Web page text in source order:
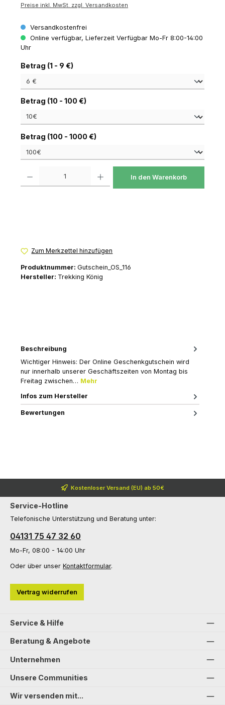
Preise inkl. MwSt. zzgl. Versandkosten
Versandkostenfrei
Online verfügbar, Lieferzeit Verfügbar Mo-Fr 8:00-14:00
Uhr
Betrag (1 - 9 €)auswählen
Betrag (10 - 100 €)auswählen
Betrag (100 - 1000 €)auswählen
In den Warenkorb
Zum Merkzettel hinzufügen
Produktnummer: Gutschein_OS_116
Hersteller: Trekking König
Beschreibung
Wichtiger Hinweis: Der Online Geschenkgutschein wird
nur innerhalb unserer Geschäftszeiten von Montag bis
Freitag zwischen… Mehr
Infos zum Hersteller
Bewertungen
Kostenloser Versand (EU) ab 50€
Service-Hotline
Telefonische Unterstützung und Beratung unter:
04131 75 47 32 60
Mo-Fr, 08:00 - 14:00 Uhr
Oder über unser Kontaktformular.
Vertrag widerrufen
Service & Hilfe
Beratung & Angebote
Unternehmen
Unsere Communities
Wir versenden mit...